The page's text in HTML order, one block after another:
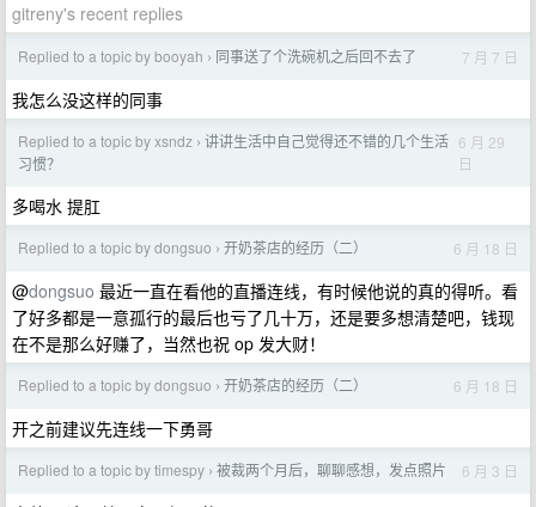
gitreny's recent replies
Replied to a topic by booyah › 同事送了个洗碗机之后回不去了 7 月 7 日
我怎么没这样的同事
Replied to a topic by xsndz › 讲讲生活中自己觉得还不错的几个生活
习惯？
6 月 29
日
多喝水 提肛
Replied to a topic by dongsuo › 开奶茶店的经历（二） 6 月 18 日
@dongsuo 最近一直在看他的直播连线，有时候他说的真的得听。看
了好多都是一意孤行的最后也亏了几十万，还是要多想清楚吧，钱现
在不是那么好赚了，当然也祝 op 发大财！
Replied to a topic by dongsuo › 开奶茶店的经历（二） 6 月 18 日
开之前建议先连线一下勇哥
Replied to a topic by timespy › 被裁两个月后，聊聊感想，发点照片 6 月 3 日